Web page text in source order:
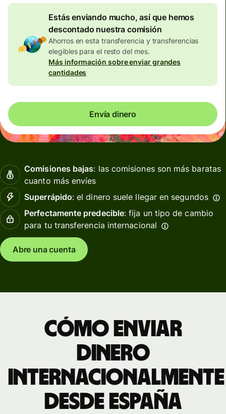
Estás enviando mucho, así que hemos
descontado nuestra comisión
Ahorros en esta transferencia y transferencias
elegibles para el resto del mes.
Más información sobre enviar grandes
cantidades
Envía dinero
Comisiones bajas: las comisiones son más baratas
cuanto más envíes
Superrápido: el dinero suele llegar en segundos
Perfectamente predecible: fija un tipo de cambio
para tu transferencia internacional
Abre una cuenta
Cómo enviar
dinero
internacionalmente
desde España